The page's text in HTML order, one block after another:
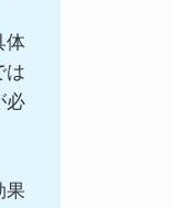
体
は
必
果